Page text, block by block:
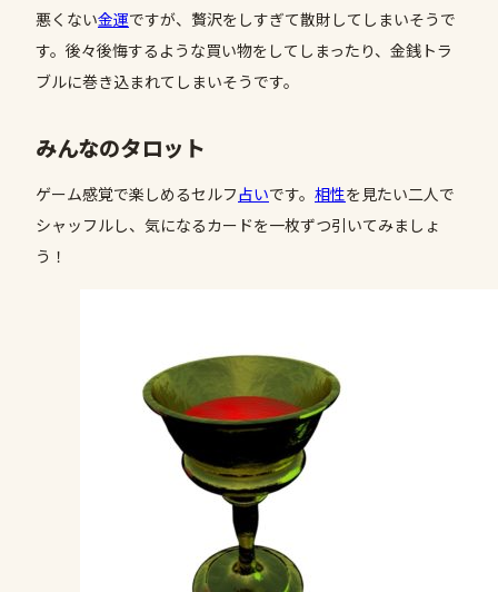
悪くない金運ですが、贅沢をしすぎて散財してしまいそうで
す。後々後悔するような買い物をしてしまったり、金銭トラ
ブルに巻き込まれてしまいそうです。
みんなのタロット
ゲーム感覚で楽しめるセルフ占いです。 相性を見たい二人で
シャッフルし、気になるカードを一枚ずつ引いてみましょ
う！